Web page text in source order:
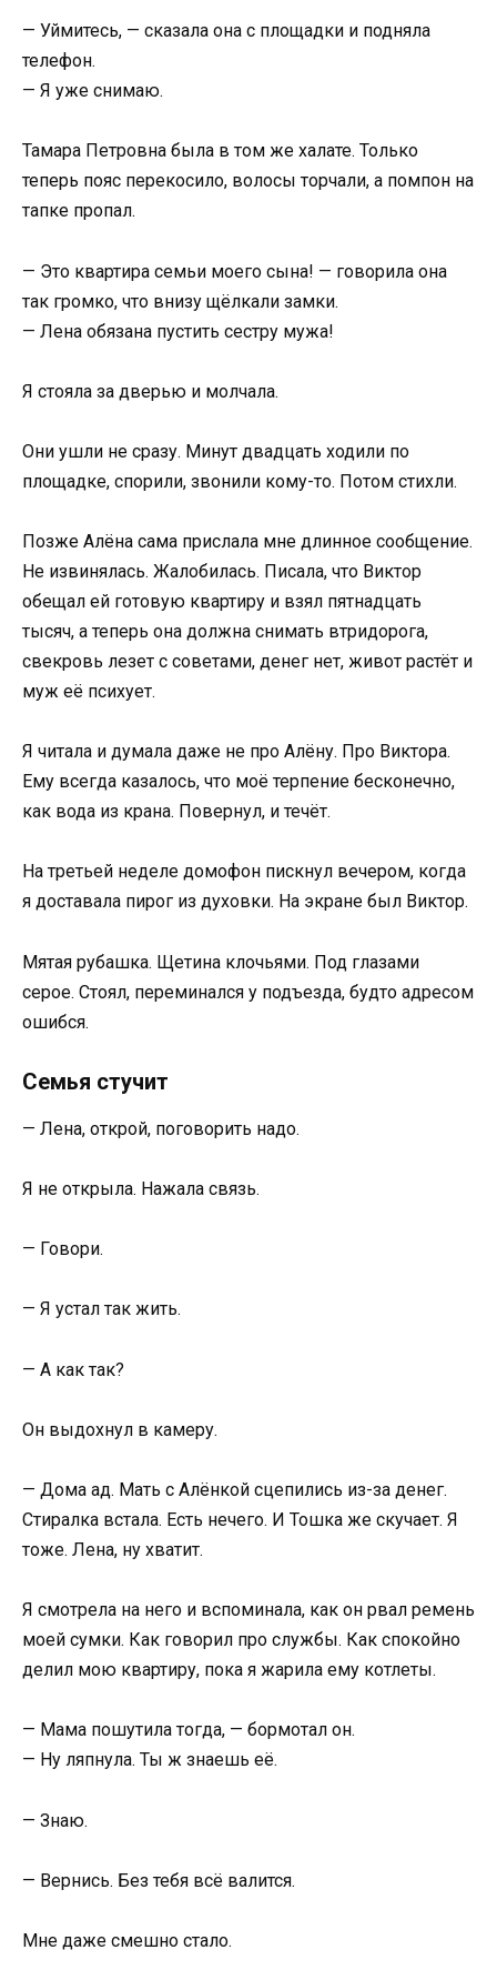
— Уймитесь, — сказала она с площадки и подняла
телефон.
— Я уже снимаю.
Тамара Петровна была в том же халате. Только
теперь пояс перекосило, волосы торчали, а помпон на
тапке пропал.
— Это квартира семьи моего сына! — говорила она
так громко, что внизу щёлкали замки.
— Лена обязана пустить сестру мужа!
Я стояла за дверью и молчала.
Они ушли не сразу. Минут двадцать ходили по
площадке, спорили, звонили кому-то. Потом стихли.
Позже Алёна сама прислала мне длинное сообщение.
Не извинялась. Жалобилась. Писала, что Виктор
обещал ей готовую квартиру и взял пятнадцать
тысяч, а теперь она должна снимать втридорога,
свекровь лезет с советами, денег нет, живот растёт и
муж её психует.
Я читала и думала даже не про Алёну. Про Виктора.
Ему всегда казалось, что моё терпение бесконечно,
как вода из крана. Повернул, и течёт.
На третьей неделе домофон пискнул вечером, когда
я доставала пирог из духовки. На экране был Виктор.
Мятая рубашка. Щетина клочьями. Под глазами
серое. Стоял, переминался у подъезда, будто адресом
ошибся.
Семья стучит
— Лена, открой, поговорить надо.
Я не открыла. Нажала связь.
— Говори.
— Я устал так жить.
— А как так?
Он выдохнул в камеру.
— Дома ад. Мать с Алёнкой сцепились из-за денег.
Стиралка встала. Есть нечего. И Тошка же скучает. Я
тоже. Лена, ну хватит.
Я смотрела на него и вспоминала, как он рвал ремень
моей сумки. Как говорил про службы. Как спокойно
делил мою квартиру, пока я жарила ему котлеты.
— Мама пошутила тогда, — бормотал он.
— Ну ляпнула. Ты ж знаешь её.
— Знаю.
— Вернись. Без тебя всё валится.
Мне даже смешно стало.